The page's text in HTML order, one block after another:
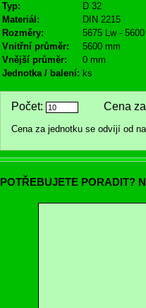
Typ:
D 32
Materiál:
DIN 2215
Rozměry:
5675 Lw -
Vnitřní průměr:
5600 mm
Vnější průměr:
0 mm
Jednotka / balení: ks
Počet: Cena za
Cena za jednotku se odvíjí od
POTŘEBUJETE PORADIT?